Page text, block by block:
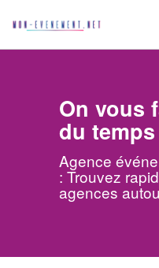
On vous
du
Agence
: Trouvez
agences